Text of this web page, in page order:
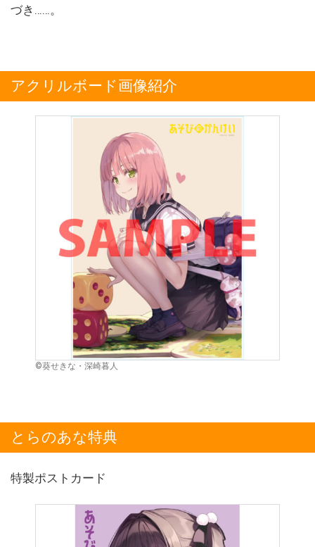
づき……。
アクリルボード画像紹介
©葵せきな・深崎暮人
とらのあな特典
特製ポストカード